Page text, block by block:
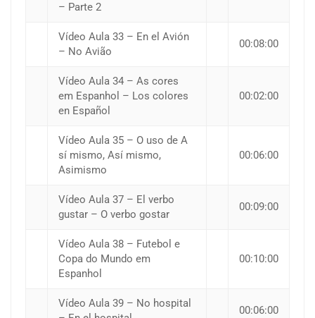
– Parte 2
Vídeo Aula 33 – En el Avión
– No Avião
00:08:00
Vídeo Aula 34 – As cores
em Espanhol – Los colores
en Español
00:02:00
Vídeo Aula 35 – O uso de A
sí mismo, Así mismo,
Asimismo
00:06:00
Vídeo Aula 37 – El verbo
gustar – O verbo gostar
00:09:00
Vídeo Aula 38 – Futebol e
Copa do Mundo em
Espanhol
00:10:00
Vídeo Aula 39 – No hospital
00:06:00